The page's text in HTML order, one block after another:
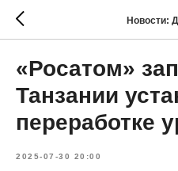
Новости:
«Росатом»
Танзании
переработке
2025-07-30 20:00